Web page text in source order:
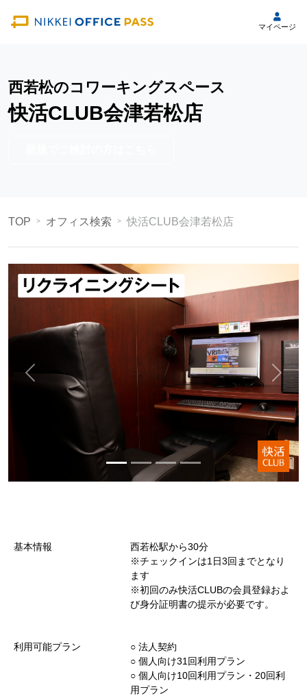
マイページ
西若松のコワーキングスペース
快活CLUB会津若松店
TOP オフィス検索 快活CLUB会津若松店
基本情報
西若松駅から30分
※チェックインは1日3回までとなり
ます
※初回のみ快活CLUBの会員登録およ
び身分証明書の提示が必要です。
利用可能プラン
○︎ 法人契約
○︎ 個人向け31回利用プラン
○︎ 個人向け10回利用プラン・20回利
用プラン